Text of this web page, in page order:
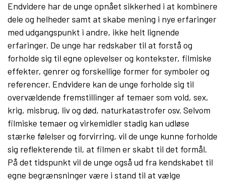
Endvidere har de unge opnået sikkerhed i at kombinere
dele og helheder samt at skabe mening i nye erfaringer
med udgangspunkt i andre, ikke helt lignende
erfaringer. De unge har redskaber til at forstå og
forholde sig til egne oplevelser og kontekster, filmiske
effekter, genrer og forskellige former for symboler og
referencer. Endvidere kan de unge forholde sig til
overvældende fremstillinger af temaer som vold, sex,
krig, misbrug, liv og død, naturkatastrofer osv. Selvom
filmiske temaer og virkemidler stadig kan udløse
stærke følelser og forvirring, vil de unge kunne forholde
sig reflekterende til, at filmen er skabt til det formål.
På det tidspunkt vil de unge også ud fra kendskabet til
egne begrænsninger være i stand til at vælge